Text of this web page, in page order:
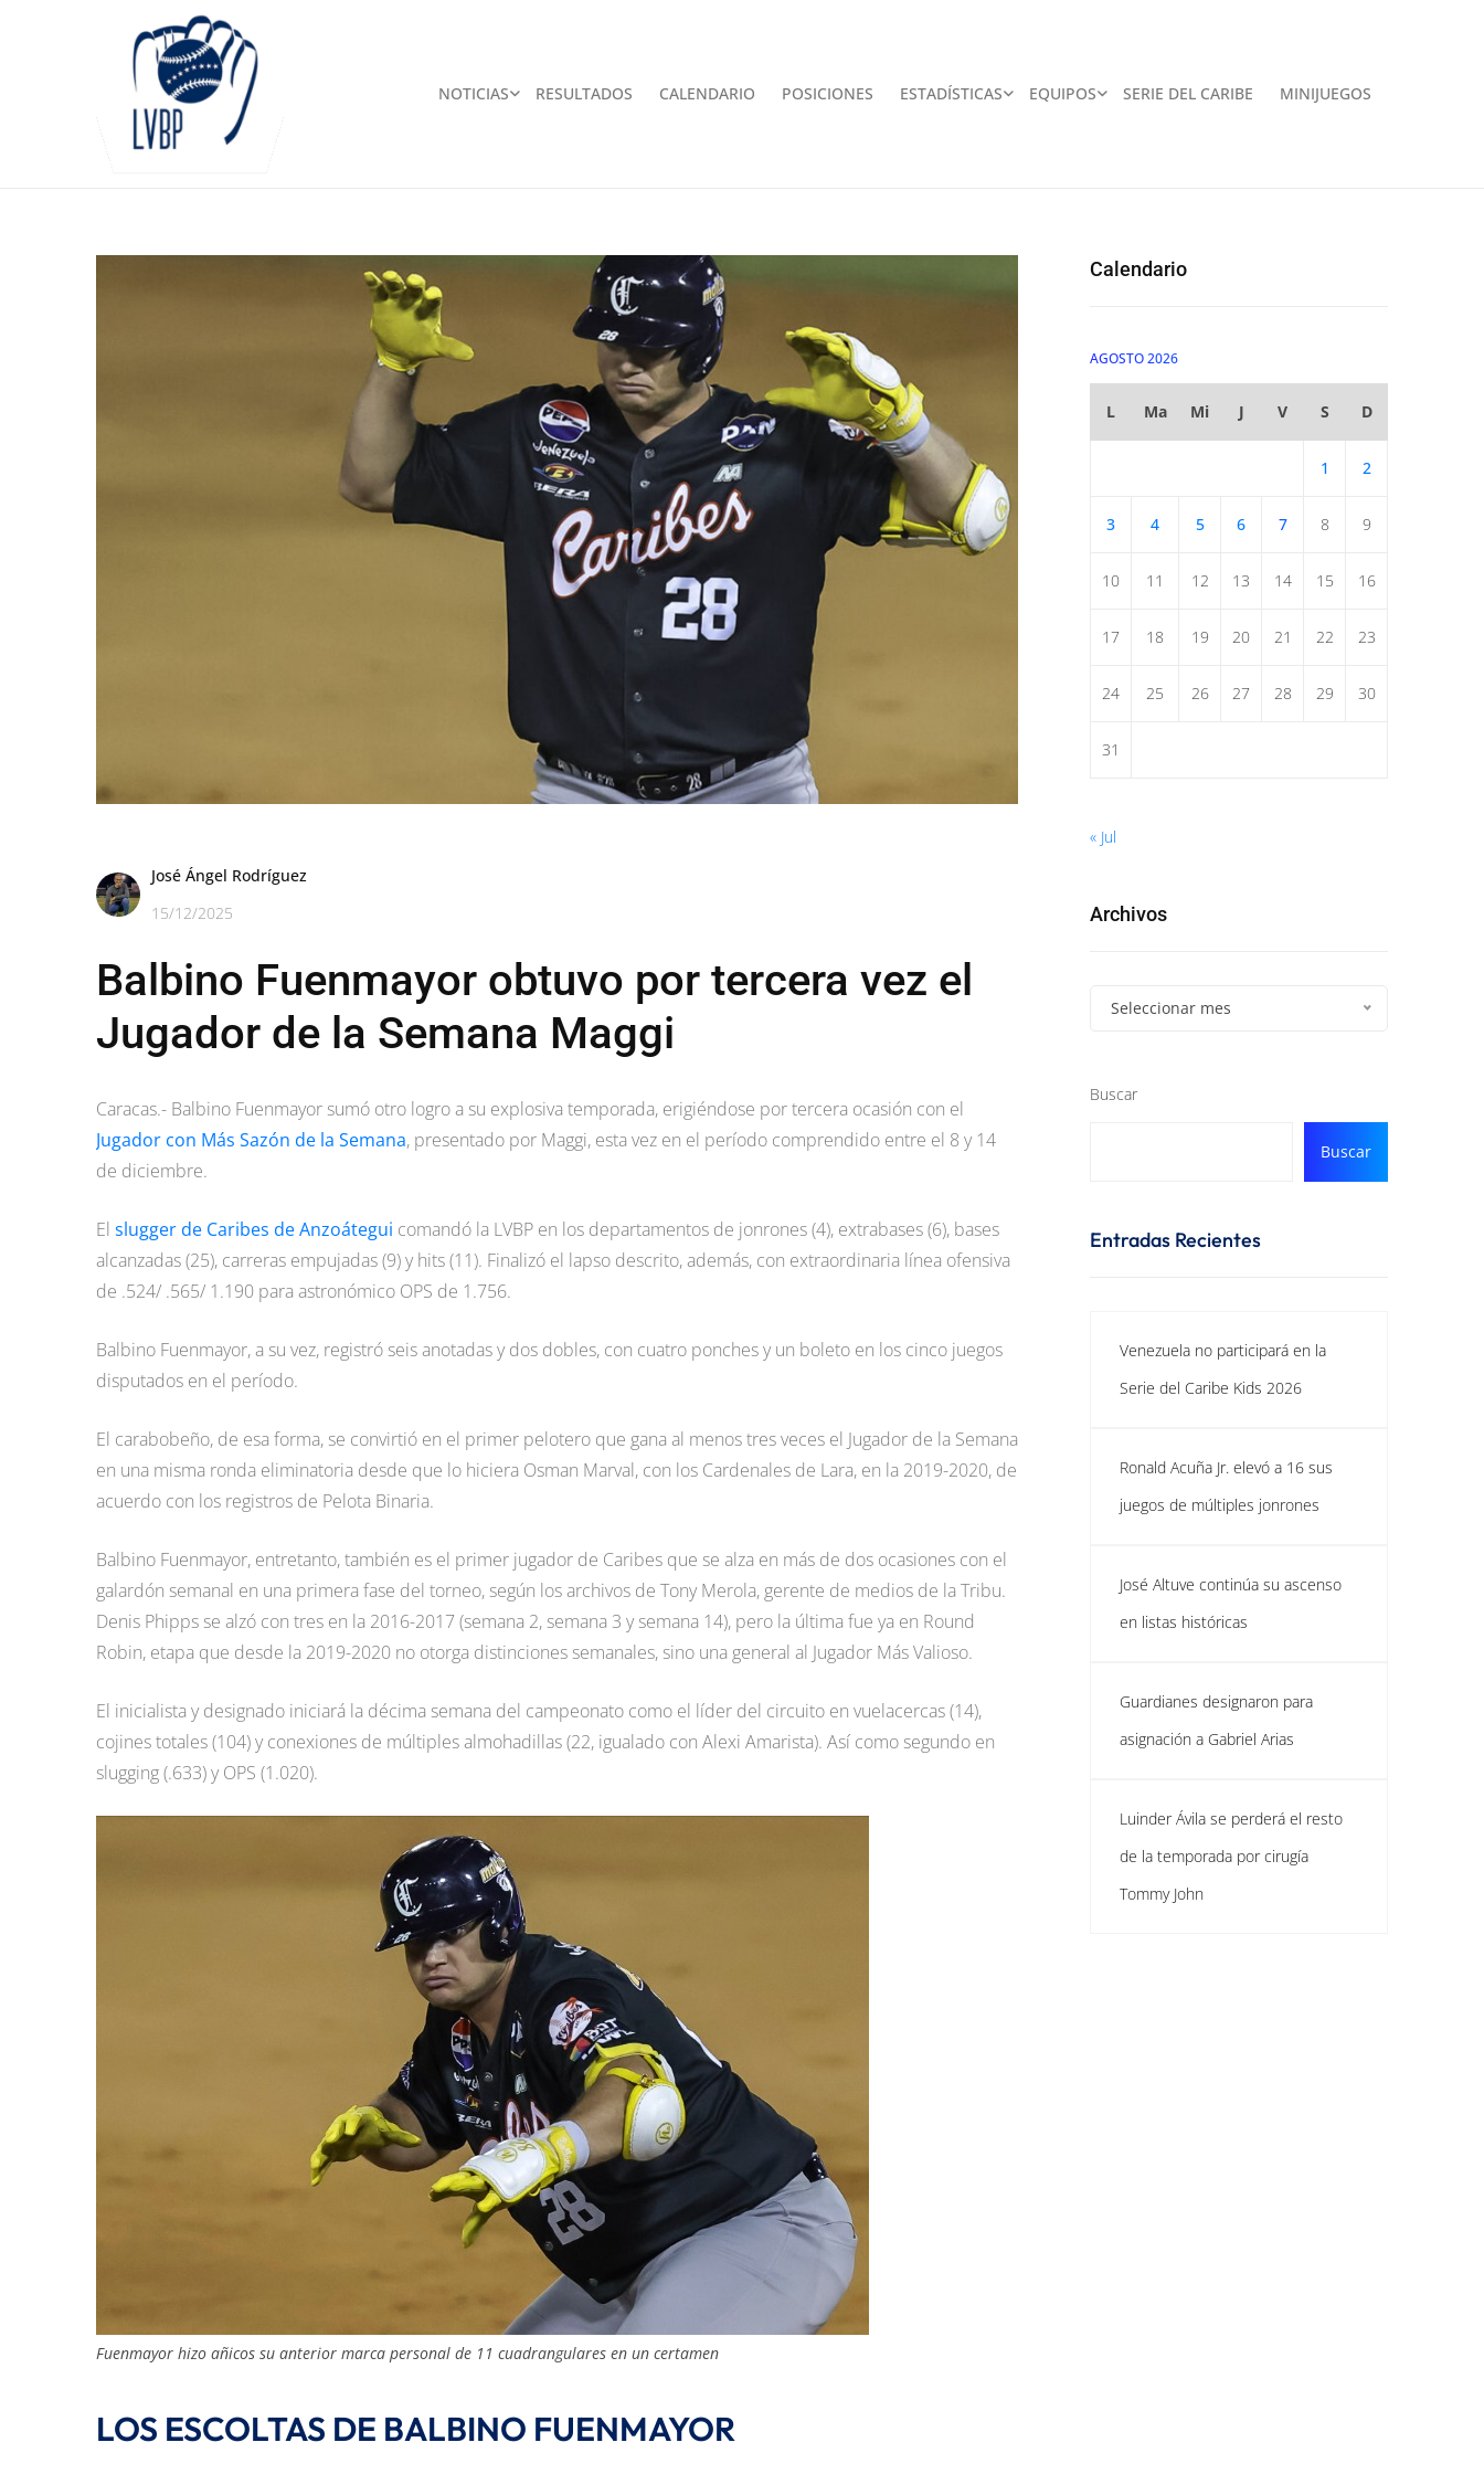
NOTICIAS RESULTADOS CALENDARIO POSICIONES ESTADÍSTICAS EQUIPOS SERIE DEL CARIBE MINIJUEGOS
José Ángel Rodríguez
15/12/2025
Balbino Fuenmayor obtuvo por tercera vez el
Jugador de la Semana Maggi
Caracas.- Balbino Fuenmayor sumó otro logro a su explosiva temporada, erigiéndose por tercera ocasión con el
Jugador con Más Sazón de la Semana, presentado por Maggi, esta vez en el período comprendido entre el 8 y 14
de diciembre.
El slugger de Caribes de Anzoátegui comandó la LVBP en los departamentos de jonrones (4), extrabases (6), bases
alcanzadas (25), carreras empujadas (9) y hits (11). Finalizó el lapso descrito, además, con extraordinaria línea ofensiva
de .524/ .565/ 1.190 para astronómico OPS de 1.756.
Balbino Fuenmayor, a su vez, registró seis anotadas y dos dobles, con cuatro ponches y un boleto en los cinco juegos
disputados en el período.
El carabobeño, de esa forma, se convirtió en el primer pelotero que gana al menos tres veces el Jugador de la Semana
en una misma ronda eliminatoria desde que lo hiciera Osman Marval, con los Cardenales de Lara, en la 2019-2020, de
acuerdo con los registros de Pelota Binaria.
Balbino Fuenmayor, entretanto, también es el primer jugador de Caribes que se alza en más de dos ocasiones con el
galardón semanal en una primera fase del torneo, según los archivos de Tony Merola, gerente de medios de la Tribu.
Denis Phipps se alzó con tres en la 2016-2017 (semana 2, semana 3 y semana 14), pero la última fue ya en Round
Robin, etapa que desde la 2019-2020 no otorga distinciones semanales, sino una general al Jugador Más Valioso.
El inicialista y designado iniciará la décima semana del campeonato como el líder del circuito en vuelacercas (14),
cojines totales (104) y conexiones de múltiples almohadillas (22, igualado con Alexi Amarista). Así como segundo en
slugging (.633) y OPS (1.020).
Fuenmayor hizo añicos su anterior marca personal de 11 cuadrangulares en un certamen
LOS ESCOLTAS DE BALBINO FUENMAYOR
Calendario
AGOSTO 2026
L Ma Mi J V S D
1 2
3 4 5 6 7 8 9
10 11 12 13 14 15 16
17 18 19 20 21 22 23
24 25 26 27 28 29 30
31
« Jul
Archivos
Seleccionar mes
Buscar
Buscar
Entradas Recientes
Venezuela no participará en la
Serie del Caribe Kids 2026
Ronald Acuña Jr. elevó a 16 sus
juegos de múltiples jonrones
José Altuve continúa su ascenso
en listas históricas
Guardianes designaron para
asignación a Gabriel Arias
Luinder Ávila se perderá el resto
de la temporada por cirugía
Tommy John